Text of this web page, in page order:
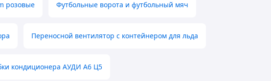
розовые Футбольные ворота и футбольный мяч
Переносной вентилятор с контейнером для льда
кондиционера АУДИ А6 Ц5